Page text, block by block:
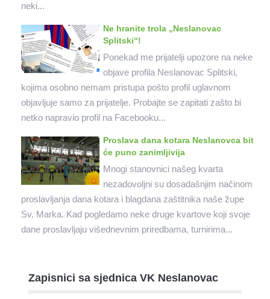
neki...
Ne hranite trola „Neslanovac
Splitski“!
Ponekad me prijatelji upozore na neke
objave profila Neslanovac Splitski,
kojima osobno nemam pristupa pošto profil uglavnom
objavljuje samo za prijatelje. Probajte se zapitati zašto bi
netko napravio profil na Facebooku...
Proslava dana kotara Neslanovca bit
će puno zanimljivija
Mnogi stanovnici našeg kvarta
nezadovoljni su dosadašnjim načinom
proslavljanja dana kotara i blagdana zaštitnika naše župe
Sv. Marka. Kad pogledamo neke druge kvartove koji svoje
dane proslavljaju višednevnim priredbama, turnirima...
Zapisnici sa sjednica VK Neslanovac